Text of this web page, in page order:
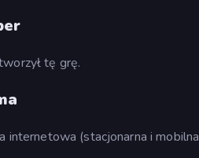
tę grę.
internetowa (stacjonarna i